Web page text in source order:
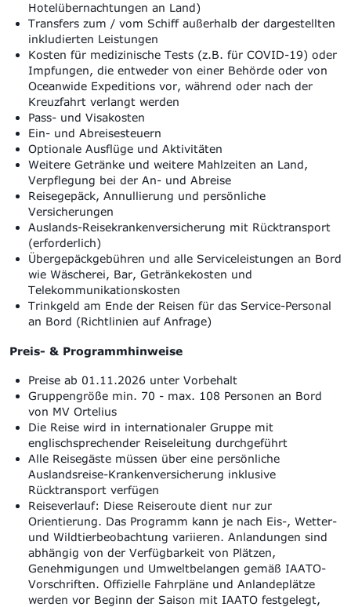
Hotelübernachtungen an Land)
Transfers zum / vom Schiff außerhalb der dargestellten
inkludierten Leistungen
Kosten für medizinische Tests (z.B. für COVID-19) oder
Impfungen, die entweder von einer Behörde oder von
Oceanwide Expeditions vor, während oder nach der
Kreuzfahrt verlangt werden
Pass- und Visakosten
Ein- und Abreisesteuern
Optionale Ausflüge und Aktivitäten
Weitere Getränke und weitere Mahlzeiten an Land,
Verpflegung bei der An- und Abreise
Reisegepäck, Annullierung und persönliche
Versicherungen
Auslands-Reisekrankenversicherung mit Rücktransport
(erforderlich)
Übergepäckgebühren und alle Serviceleistungen an Bord
wie Wäscherei, Bar, Getränkekosten und
Telekommunikationskosten
Trinkgeld am Ende der Reisen für das Service-Personal
an Bord (Richtlinien auf Anfrage)
Preis- & Programmhinweise
Preise ab 01.11.2026 unter Vorbehalt
Gruppengröße min. 70 - max. 108 Personen an Bord
von MV Ortelius
Die Reise wird in internationaler Gruppe mit
englischsprechender Reiseleitung durchgeführt
Alle Reisegäste müssen über eine persönliche
Auslandsreise-Krankenversicherung inklusive
Rücktransport verfügen
Reiseverlauf: Diese Reiseroute dient nur zur
Orientierung. Das Programm kann je nach Eis-, Wetter-
und Wildtierbeobachtung variieren. Anlandungen sind
abhängig von der Verfügbarkeit von Plätzen,
Genehmigungen und Umweltbelangen gemäß IAATO-
Vorschriften. Offizielle Fahrpläne und Anlandeplätze
werden vor Beginn der Saison mit IAATO festgelegt,